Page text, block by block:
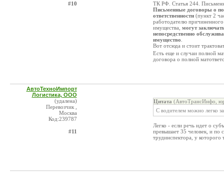
#10
ТК РФ. Статья 244.
Письменные договоры о
ответственности (пункт 2
работодателю
имущества, могут
непосредственно
имущество
Вот отсюда и стоит
Есть еще и случаи полной
договора о полной
АвтоТехноИмпорт
Логистика, ООО
(удалена)
Перевозчик ,
Москва
Код:239787
#11
Цитата (АвтоТрансИнфо,
С водителем можно легко
Легко - если речь идет о
превышает 35 человек, и по
трудинспектора, у которого